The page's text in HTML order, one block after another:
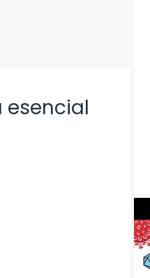
esencial